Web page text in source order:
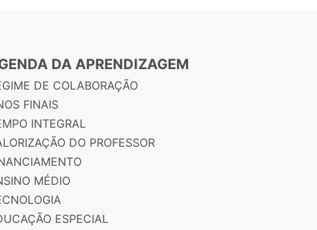
DA APRENDIZAGEM
DE COLABORAÇÃO
FINAIS
INTEGRAL
DO PROFESSOR
MÉDIO
ESPECIAL